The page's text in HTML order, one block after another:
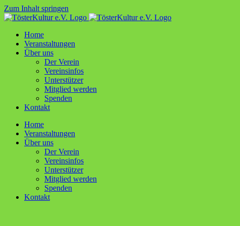
Zum Inhalt springen
Home
Ver­an­stal­tun­gen
Über uns
Der Ver­ein
Ver­ein­sin­fos
Unter­stüt­zer
Mit­glied werden
Spen­den
Kon­takt
Home
Ver­an­stal­tun­gen
Über uns
Der Ver­ein
Ver­ein­sin­fos
Unter­stüt­zer
Mit­glied werden
Spen­den
Kon­takt